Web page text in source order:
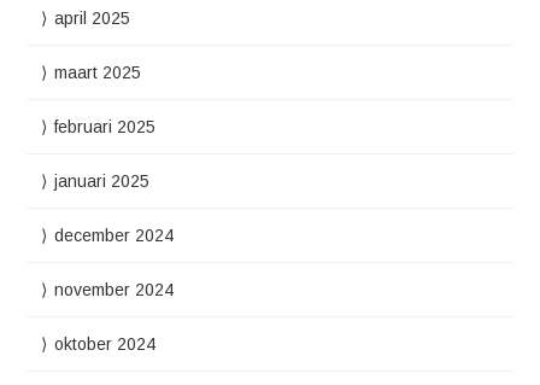
april 2025
maart 2025
februari 2025
januari 2025
december 2024
november 2024
oktober 2024